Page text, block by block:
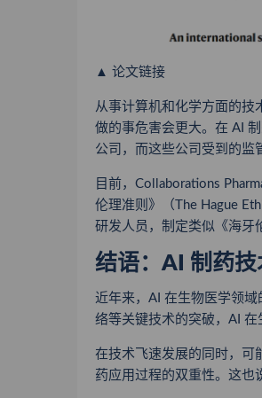
▲ 论文链接
从事计算机和化学方面的技
做的事危害会更大。在 AI
公司，而这些公司受到的监
目前，Collaborations
伦理准则》（The Hague
研发人员，制定类似《海牙
结语：AI 制药技
近年来，AI 在生物医学领
络等关键技术的突破，AI 在
在技术飞速发展的同时，可
药应用过程的双重性。这也